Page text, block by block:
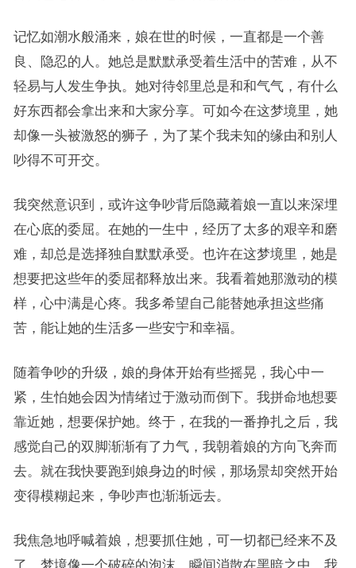
记忆如潮水般涌来，娘在世的时候，一直都是一个善
良、隐忍的人。她总是默默承受着生活中的苦难，从不
轻易与人发生争执。她对待邻里总是和和气气，有什么
好东西都会拿出来和大家分享。可如今在这梦境里，她
却像一头被激怒的狮子，为了某个我未知的缘由和别人
吵得不可开交。
我突然意识到，或许这争吵背后隐藏着娘一直以来深埋
在心底的委屈。在她的一生中，经历了太多的艰辛和磨
难，却总是选择独自默默承受。也许在这梦境里，她是
想要把这些年的委屈都释放出来。我看着她那激动的模
样，心中满是心疼。我多希望自己能替她承担这些痛
苦，能让她的生活多一些安宁和幸福。
随着争吵的升级，娘的身体开始有些摇晃，我心中一
紧，生怕她会因为情绪过于激动而倒下。我拼命地想要
靠近她，想要保护她。终于，在我的一番挣扎之后，我
感觉自己的双脚渐渐有了力气，我朝着娘的方向飞奔而
去。就在我快要跑到娘身边的时候，那场景却突然开始
变得模糊起来，争吵声也渐渐远去。
我焦急地呼喊着娘，想要抓住她，可一切都已经来不及
了。梦境像一个破碎的泡沫，瞬间消散在黑暗之中。我